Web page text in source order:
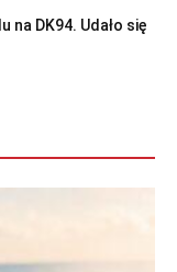
na DK94. Udało się